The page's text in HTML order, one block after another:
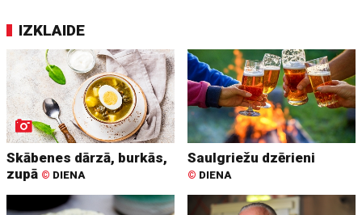
IZKLAIDE
Skābenes dārzā, burkās,
zupā © DIENA
Saulgriežu dzērieni
© DIENA